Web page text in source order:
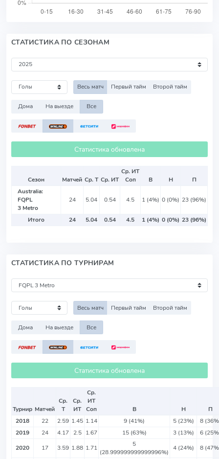
СТАТИСТИКА ПО СЕЗОНАМ
Весь матч Первый тайм Второй тайм
Дома На выезде Все
Статистика обновлена
Сезон Матчей Ср. Т Ср. ИТ
Ср. ИТ
Соп
В Н
П
Australia:
FQPL
3 Metro
24 5.04 0.54 4.5 1 (4%) 0 (0%) 23 (96%)
Итого 24 5.04 0.54 4.5 1 (4%) 0 (0%) 23 (96%)
СТАТИСТИКА ПО ТУРНИРАМ
Весь матч Первый тайм Второй тайм
Дома На выезде Все
Статистика обновлена
Турнир Матчей
Ср.
Т
Ср.
ИТ
Ср.
ИТ
Соп
В Н
П
2018
22 2.59 1.45 1.14 9 (41%) 5 (23%)
8
2019
24 4.17 2.5 1.67 15 (63%) 3 (13%)
6
2020
17 3.59 1.88 1.71
5
(28.999999999999996%)
4 (24%)
8